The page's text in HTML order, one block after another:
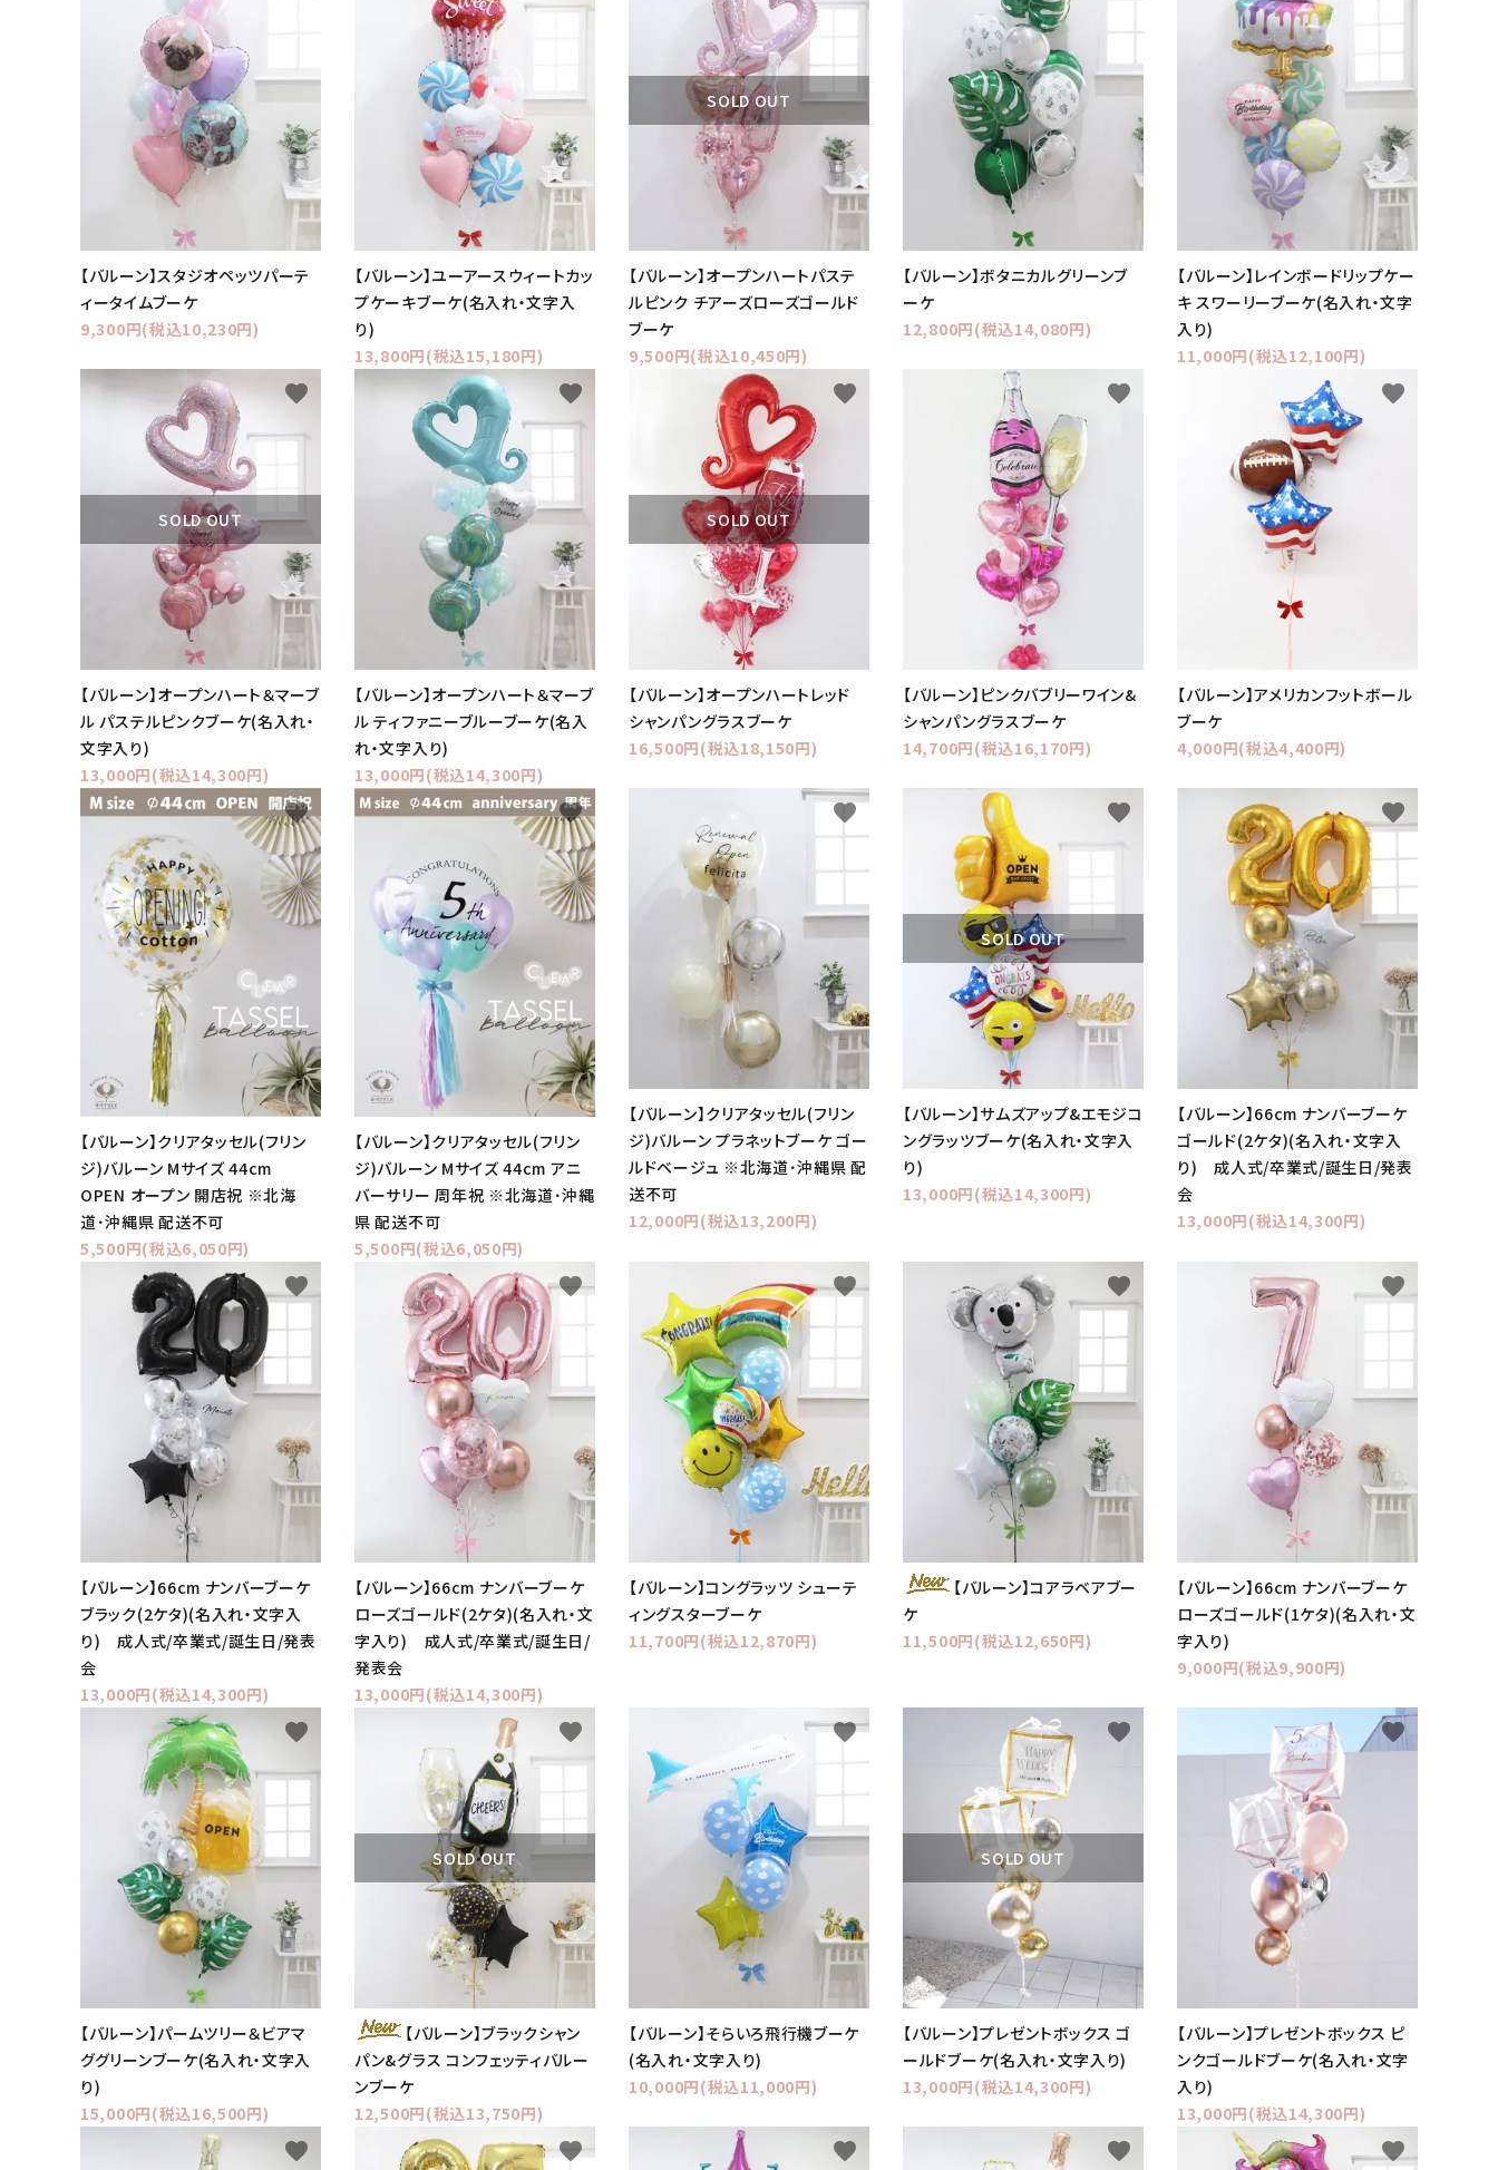
【バルーン】スタジオペッツパーテ
ィータイムブーケ
9,300円(税込10,230円)
【バルーン】ユーアースウィートカッ
プケーキブーケ(名入れ・文字入
り)
13,800円(税込15,180円)
SOLD OUT
【バルーン】オープンハートパステ
ルピンク チアーズローズゴールド
ブーケ
9,500円(税込10,450円)
【バルーン】ボタニカルグリーンブ
ーケ
12,800円(税込14,080円)
【バルーン】レインボードリップケー
キ スワーリーブーケ(名入れ・文字
入り)
11,000円(税込12,100円)
SOLD OUT
【バルーン】オープンハート＆マーブ
ル パステルピンクブーケ(名入れ・
文字入り)
13,000円(税込14,300円)
favorite
【バルーン】オープンハート＆マーブ
ル ティファニーブルーブーケ(名入
れ・文字入り)
13,000円(税込14,300円)
favorite
SOLD OUT
【バルーン】オープンハートレッド
シャンパングラスブーケ
16,500円(税込18,150円)
favorite
【バルーン】ピンクバブリーワイン&
シャンパングラスブーケ
14,700円(税込16,170円)
favorite
【バルーン】アメリカンフットボール
ブーケ
4,000円(税込4,400円)
favorite
【バルーン】クリアタッセル(フリン
ジ)バルーン Mサイズ 44cm
OPEN オープン 開店祝 ※北海
道･沖縄県 配送不可
5,500円(税込6,050円)
favorite
【バルーン】クリアタッセル(フリン
ジ)バルーン Mサイズ 44cm アニ
バーサリー 周年祝 ※北海道･沖縄
県 配送不可
5,500円(税込6,050円)
favorite
【バルーン】クリアタッセル(フリン
ジ)バルーン プラネットブーケ ゴー
ルドベージュ ※北海道･沖縄県 配
送不可
12,000円(税込13,200円)
favorite
SOLD OUT
【バルーン】サムズアップ&エモジコ
ングラッツブーケ(名入れ・文字入
り)
13,000円(税込14,300円)
favorite
【バルーン】66cm ナンバーブーケ
ゴールド(2ケタ)(名入れ・文字入
り) 成人式/卒業式/誕生日/発表
会
13,000円(税込14,300円)
favorite
【バルーン】66cm ナンバーブーケ
ブラック(2ケタ)(名入れ・文字入
り) 成人式/卒業式/誕生日/発表
会
13,000円(税込14,300円)
favorite
【バルーン】66cm ナンバーブーケ
ローズゴールド(2ケタ)(名入れ・文
字入り) 成人式/卒業式/誕生日/
発表会
13,000円(税込14,300円)
favorite
【バルーン】コングラッツ シューテ
ィングスターブーケ
11,700円(税込12,870円)
favorite
【バルーン】コアラベアブー
ケ
11,500円(税込12,650円)
favorite
【バルーン】66cm ナンバーブーケ
ローズゴールド(1ケタ)(名入れ・文
字入り)
9,000円(税込9,900円)
favorite
【バルーン】パームツリー＆ビアマ
ググリーンブーケ(名入れ・文字入
り)
15,000円(税込16,500円)
favorite
SOLD OUT
【バルーン】ブラックシャン
パン&グラス コンフェッティバルー
ンブーケ
12,500円(税込13,750円)
favorite
【バルーン】そらいろ飛行機ブーケ
(名入れ・文字入り)
10,000円(税込11,000円)
favorite
SOLD OUT
【バルーン】プレゼントボックス ゴ
ールドブーケ(名入れ・文字入り)
13,000円(税込14,300円)
favorite
【バルーン】プレゼントボックス ピ
ンクゴールドブーケ(名入れ・文字
入り)
13,000円(税込14,300円)
favorite
favorite favorite favorite favorite favorite